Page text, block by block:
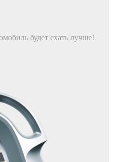
будет ехать лучше!